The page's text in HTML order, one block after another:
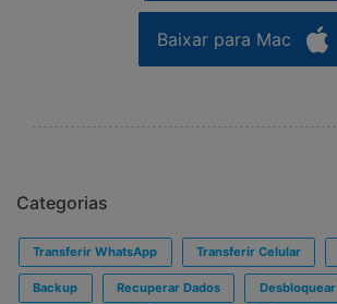
Baixar para Mac
Categorias
Transferir WhatsApp Transferir Celular
Backup Recuperar Dados Desbloquear